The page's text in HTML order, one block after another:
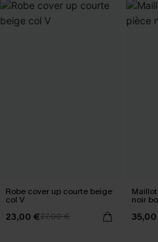
Robe cover up courte beige
col V
23,00 €27,00 €
noir